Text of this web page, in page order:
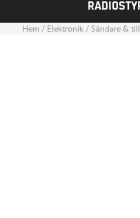
Hem / Elektronik/Sändare &